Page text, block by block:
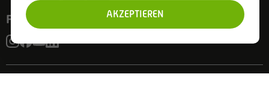
Folgen Sie uns AKZEPTIEREN